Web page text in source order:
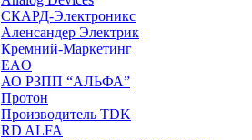
СКАРД-Электроникс
Аленсандер Электрик
Кремний-Маркетинг
EAO
АО РЗПП “АЛЬФА”
Протон
Производитель TDK
RD ALFA